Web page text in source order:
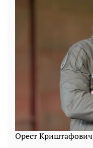
Орест Криштафович